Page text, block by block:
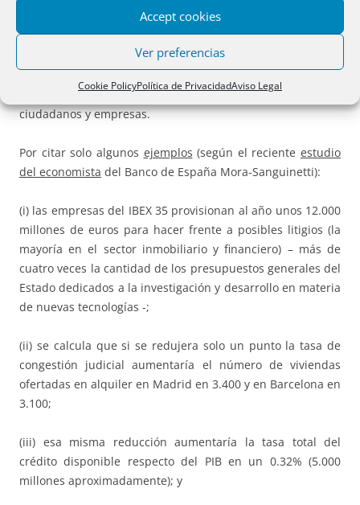
Accept cookies
Ver preferencias
Cookie PolicyPolítica de PrivacidadAviso Legal
4.- CONSECUENCIAS ECONÓMICAS DE ESTA
SITUACIÓN
inocuas ni para las Administraciones Públicas ni para los
ciudadanos y empresas.
Por citar solo algunos ejemplos (según el reciente estudio
del economista del Banco de España Mora-Sanguinetti):
(i) las empresas del IBEX 35 provisionan al año unos 12.000
millones de euros para hacer frente a posibles litigios (la
mayoría en el sector inmobiliario y financiero) – más de
cuatro veces la cantidad de los presupuestos generales del
Estado dedicados a la investigación y desarrollo en materia
de nuevas tecnologías -;
(ii) se calcula que si se redujera solo un punto la tasa de
congestión judicial aumentaría el número de viviendas
ofertadas en alquiler en Madrid en 3.400 y en Barcelona en
3.100;
(iii) esa misma reducción aumentaría la tasa total del
crédito disponible respecto del PIB en un 0.32% (5.000
millones aproximadamente); y